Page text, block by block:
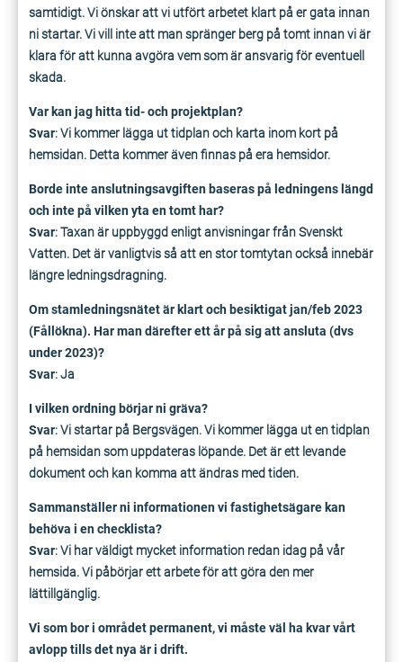
samtidigt. Vi önskar att vi utfört arbetet klart på er gata innan
ni startar. Vi vill inte att man spränger berg på tomt innan vi är
klara för att kunna avgöra vem som är ansvarig för eventuell
skada.
Var kan jag hitta tid- och projektplan?
Svar: Vi kommer lägga ut tidplan och karta inom kort på
hemsidan. Detta kommer även finnas på era hemsidor.
Borde inte anslutningsavgiften baseras på ledningens längd
och inte på vilken yta en tomt har?
Svar: Taxan är uppbyggd enligt anvisningar från Svenskt
Vatten. Det är vanligtvis så att en stor tomtytan också innebär
längre ledningsdragning.
Om stamledningsnätet är klart och besiktigat jan/feb 2023
(Fållökna). Har man därefter ett år på sig att ansluta (dvs
under 2023)?
Svar: Ja
I vilken ordning börjar ni gräva?
Svar: Vi startar på Bergsvägen. Vi kommer lägga ut en tidplan
på hemsidan som uppdateras löpande. Det är ett levande
dokument och kan komma att ändras med tiden.
Sammanställer ni informationen vi fastighetsägare kan
behöva i en checklista?
Svar: Vi har väldigt mycket information redan idag på vår
hemsida. Vi påbörjar ett arbete för att göra den mer
lättillgänglig.
Vi som bor i området permanent, vi måste väl ha kvar vårt
avlopp tills det nya är i drift.